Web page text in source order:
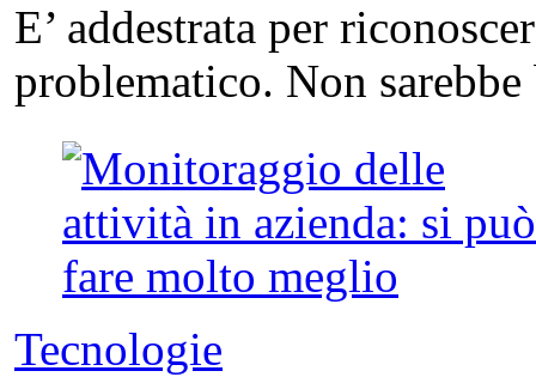
E’ addestrata per
problematico. Non
Tecnologie